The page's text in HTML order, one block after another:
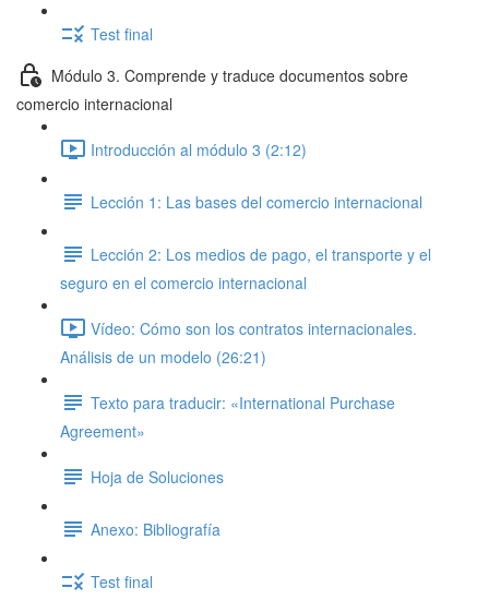
Test final
Módulo 3. Comprende y traduce documentos sobre
comercio internacional
Introducción al módulo 3 (2:12)
Lección 1: Las bases del comercio internacional
Lección 2: Los medios de pago, el transporte y el
seguro en el comercio internacional
Vídeo: Cómo son los contratos internacionales.
Análisis de un modelo (26:21)
Texto para traducir: «International Purchase
Agreement»
Hoja de Soluciones
Anexo: Bibliografía
Test final